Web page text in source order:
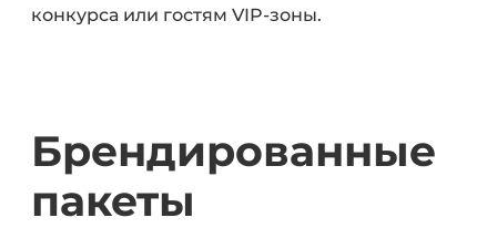
конкурса или гостям VIP-зоны.
Брендированные
пакеты